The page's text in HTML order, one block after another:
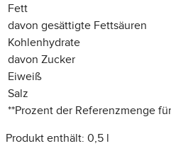
Fett
davon gesättigte Fettsäuren
Kohlenhydrate
davon Zucker
Eiweiß
Salz
**Prozent der Referenzmenge
Produkt enthält: 0,5 l